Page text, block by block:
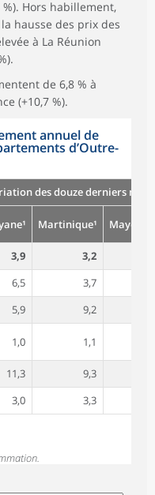
Hors habillement,
hausse des prix des
à La Réunion
de 6,8 % à
(+10,7 %).
annuel de
d’Outre-
des douze derniers mois
Martinique¹ Mayotte²
3,9 3,2
6,5 3,7
5,9 9,2
1,0 1,1
11,3 9,3
3,0 3,3